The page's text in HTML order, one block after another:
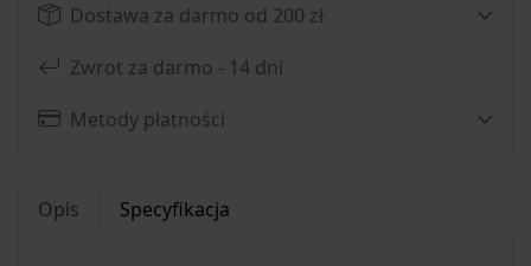
Dostawa za darmo od 200 zł
Zwrot za darmo - 14 dni
Metody płatności
Opis Specyfikacja